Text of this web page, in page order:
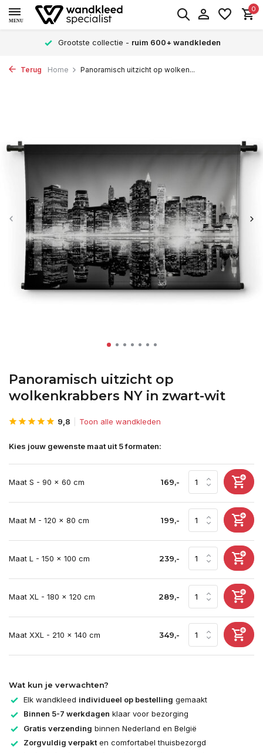
MENU
0
Grootste collectie - ruim 600+ wandkleden
Terug Home Panoramisch uitzicht op wolken...
Panoramisch uitzicht op
wolkenkrabbers NY in zwart-wit
9,8 Toon alle wandkleden
Kies jouw gewenste maat uit 5 formaten:
Maat S - 90 x 60 cm 169,-
Maat M - 120 x 80 cm 199,-
Maat L - 150 x 100 cm 239,-
Maat XL - 180 x 120 cm 289,-
Maat XXL - 210 x 140 cm 349,-
Wat kun je verwachten?
Elk wandkleed individueel op bestelling gemaakt
Binnen 5-7 werkdagen klaar voor bezorging
Gratis verzending binnen Nederland en België
Zorgvuldig verpakten comfortabel thuisbezorgd